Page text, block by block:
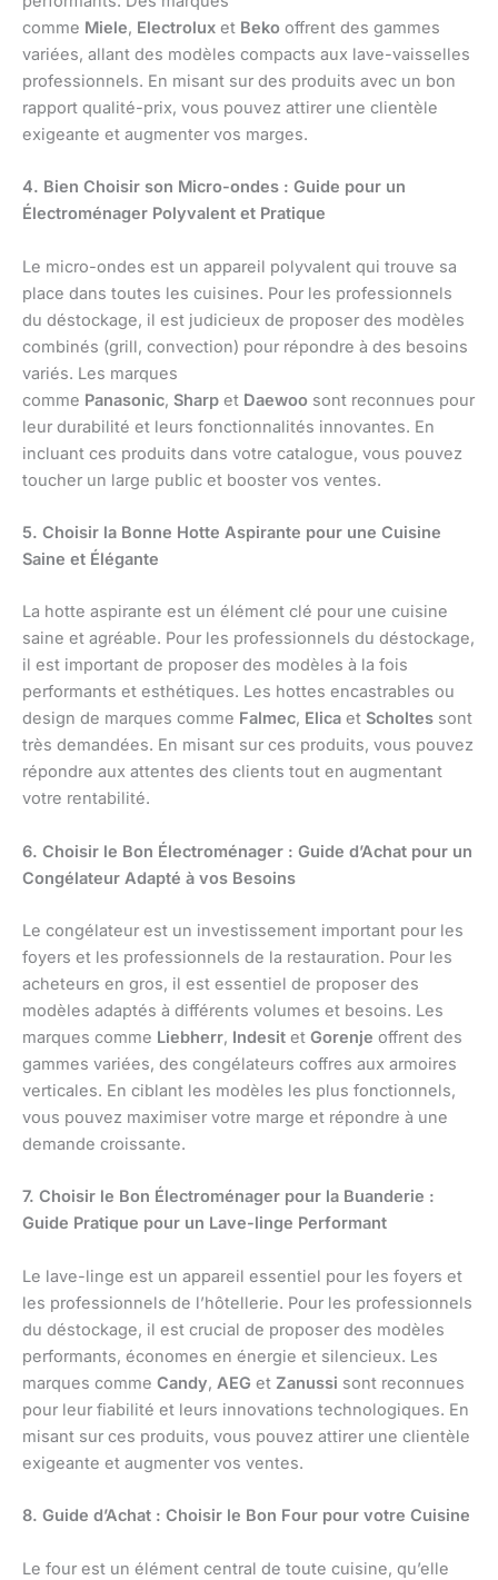
comme Miele, Electrolux et Beko offrent des gammes
variées, allant des modèles compacts aux lave-vaisselles
professionnels. En misant sur des produits avec un bon
rapport qualité-prix, vous pouvez attirer une clientèle
exigeante et augmenter vos marges.
4. Bien Choisir son Micro-ondes : Guide pour un
Électroménager Polyvalent et Pratique
Le micro-ondes est un appareil polyvalent qui trouve sa
place dans toutes les cuisines. Pour les professionnels
du déstockage, il est judicieux de proposer des modèles
combinés (grill, convection) pour répondre à des besoins
variés. Les marques
comme Panasonic, Sharp et Daewoo sont reconnues pour
leur durabilité et leurs fonctionnalités innovantes. En
incluant ces produits dans votre catalogue, vous pouvez
toucher un large public et booster vos ventes.
5. Choisir la Bonne Hotte Aspirante pour une Cuisine
Saine et Élégante
La hotte aspirante est un élément clé pour une cuisine
saine et agréable. Pour les professionnels du déstockage,
il est important de proposer des modèles à la fois
performants et esthétiques. Les hottes encastrables ou
design de marques comme Falmec, Elica et Scholtes sont
très demandées. En misant sur ces produits, vous pouvez
répondre aux attentes des clients tout en augmentant
votre rentabilité.
6. Choisir le Bon Électroménager : Guide d’Achat pour un
Congélateur Adapté à vos Besoins
Le congélateur est un investissement important pour les
foyers et les professionnels de la restauration. Pour les
acheteurs en gros, il est essentiel de proposer des
modèles adaptés à différents volumes et besoins. Les
marques comme Liebherr, Indesit et Gorenje offrent des
gammes variées, des congélateurs coffres aux armoires
verticales. En ciblant les modèles les plus fonctionnels,
vous pouvez maximiser votre marge et répondre à une
demande croissante.
7. Choisir le Bon Électroménager pour la Buanderie :
Guide Pratique pour un Lave-linge Performant
Le lave-linge est un appareil essentiel pour les foyers et
les professionnels de l’hôtellerie. Pour les professionnels
du déstockage, il est crucial de proposer des modèles
performants, économes en énergie et silencieux. Les
marques comme Candy, AEG et Zanussi sont reconnues
pour leur fiabilité et leurs innovations technologiques. En
misant sur ces produits, vous pouvez attirer une clientèle
exigeante et augmenter vos ventes.
8. Guide d’Achat : Choisir le Bon Four pour votre Cuisine
Le four est un élément central de toute cuisine, qu’elle